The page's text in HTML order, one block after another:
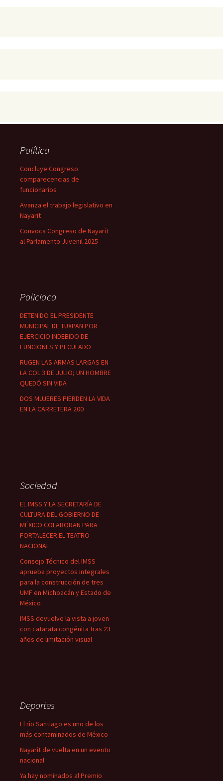
Política
Concluye Congreso
comparecencias de
funcionarios
Avanza el trabajo legislativo en
Nayarit
Convoca Congreso de Nayarit
al Parlamento Juvenil 2025
Policiaca
DETENIDO EL PRESIDENTE
MUNICIPAL DE TUXPAN POR
EJERCICIO INDEBIDO DE
FUNCIONES Y PECULADO
RUGEN LAS ARMAS LARGAS EN
LA COL 3 DE JULIO; UN HOMBRE
QUEDÓ SIN VIDA
DOS MUJERES PIERDEN LA VIDA
EN LA CARRETERA 200
Sociedad
EL IMSS Y LA SECRETARÍA DE
CULTURA DEL GOBIERNO DE
MÉXICO COLABORAN PARA
FORTALECER EL TEATRO
NACIONAL
Consejo Técnico del IMSS
aprueba proyectos integrales
para la construcción de tres
UMF en Michoacán y Estado de
México
IMSS devuelve la vista a joven
con catarata congénita tras 23
años de limitación visual
Deportes
El río Santiago es uno de los
más contaminados de México
Nayarit de vuelta en un evento
nacional
Ya hay nominados al Premio